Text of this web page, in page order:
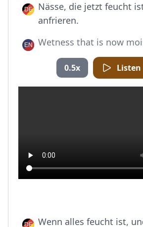
Nässe, die jetzt feucht
anfrieren.
Wetness that is now
0.5x Listen
Wenn alles feucht ist,